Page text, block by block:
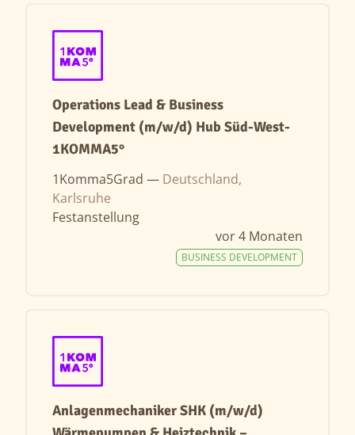
Operations Lead & Business
Development (m/w/d) Hub Süd-West-
1KOMMA5°
1Komma5Grad — Deutschland,
Karlsruhe
Festanstellung
vor 4 Monaten
BUSINESS DEVELOPMENT
Anlagenmechaniker SHK (m/w/d)